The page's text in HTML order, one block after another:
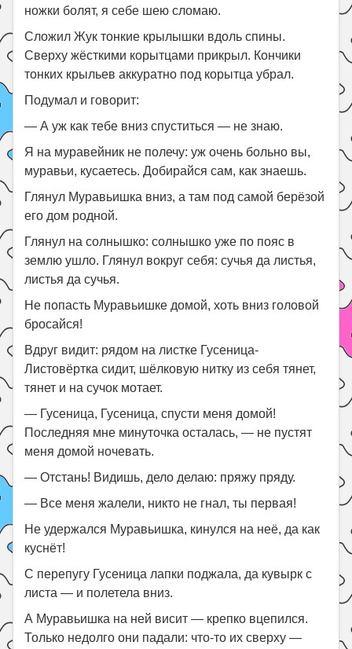
ножки болят, я себе шею сломаю.
Сложил Жук тонкие крылышки вдоль спины.
Сверху жёсткими корытцами прикрыл. Кончики
тонких крыльев аккуратно под корытца убрал.
Подумал и говорит:
— А уж как тебе вниз спуститься — не знаю.
Я на муравейник не полечу: уж очень больно вы,
муравьи, кусаетесь. Добирайся сам, как знаешь.
Глянул Муравьишка вниз, а там под самой берёзой
его дом родной.
Глянул на солнышко: солнышко уже по пояс в
землю ушло. Глянул вокруг себя: сучья да листья,
листья да сучья.
Не попасть Муравьишке домой, хоть вниз головой
бросайся!
Вдруг видит: рядом на листке Гусеница-
Листовёртка сидит, шёлковую нитку из себя тянет,
тянет и на сучок мотает.
— Гусеница, Гусеница, спусти меня домой!
Последняя мне минуточка осталась, — не пустят
меня домой ночевать.
— Отстань! Видишь, дело делаю: пряжу пряду.
— Все меня жалели, никто не гнал, ты первая!
Не удержался Муравьишка, кинулся на неё, да как
куснёт!
С перепугу Гусеница лапки поджала, да кувырк с
листа — и полетела вниз.
А Муравьишка на ней висит — крепко вцепился.
Только недолго они падали: что-то их сверху —